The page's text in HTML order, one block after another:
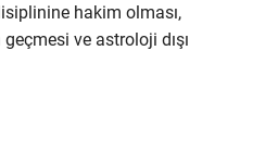
hakim olması,
ve astroloji dışı